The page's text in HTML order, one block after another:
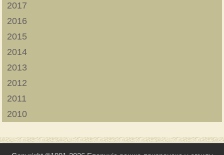
2017
2016
2015
2014
2013
2012
2011
2010